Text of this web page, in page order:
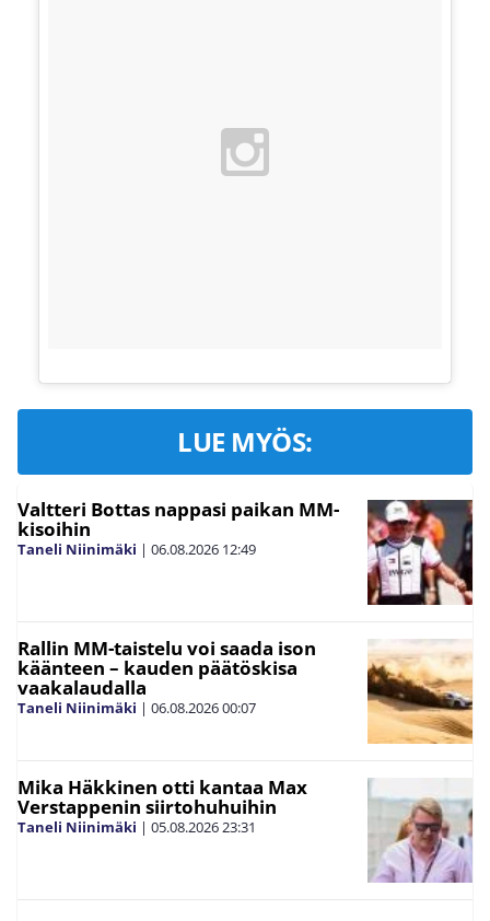
LUE MYÖS:
Valtteri Bottas nappasi paikan MM-
kisoihin
Taneli Niinimäki | 06.08.2026 12:49
Rallin MM-taistelu voi saada ison
käänteen – kauden päätöskisa
vaakalaudalla
Taneli Niinimäki | 06.08.202600:07
Mika Häkkinen otti kantaa Max
Verstappenin siirtohuhuihin
Taneli Niinimäki | 05.08.202623:31